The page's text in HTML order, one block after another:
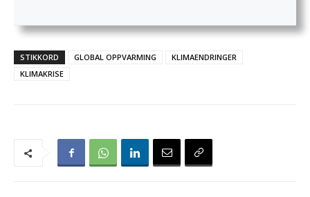
STIKKORD GLOBAL OPPVARMING
KLIMAENDRINGER
KLIMAKRISE